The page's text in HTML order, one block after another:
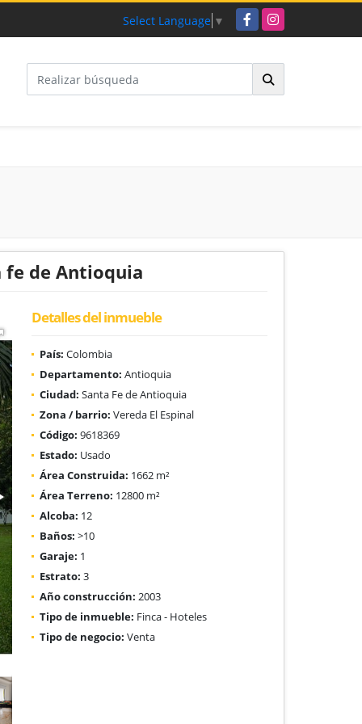
Select Language ▼ FacebookInstagram
fe de Antioquia
Detalles del inmueble
País: Colombia
Departamento: Antioquia
Ciudad: Santa Fe de Antioquia
Zona / barrio: Vereda El Espinal
Código: 9618369
Estado: Usado
Área Construida: 1662 m²
Área Terreno: 12800 m²
Alcoba: 12
Baños: >10
Garaje: 1
Estrato: 3
Año construcción: 2003
Tipo de inmueble: Finca - Hoteles
Tipo de negocio: Venta